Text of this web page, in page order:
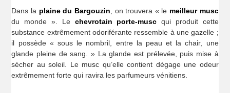
Dans la plaine du Bargouzin , on trouvera « le meilleur musc
du monde ». Le chevrotain porte-musc qui produit cette
substance extrêmement odoriférante ressemble à une gazelle ;
il possède « sous le nombril, entre la peau et la chair, une
glande pleine de sang. » La glande est prélevée, puis mise à
sécher au soleil. Le musc qu’elle contient dégage une odeur
extrêmement forte qui ravira les parfumeurs vénitiens.